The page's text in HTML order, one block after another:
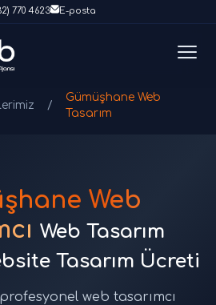
770 4623 E-posta
/
Gümüşhane Web
Tasarım
Web
Web Tasarım
Tasarım Ücreti
web tasarımcı